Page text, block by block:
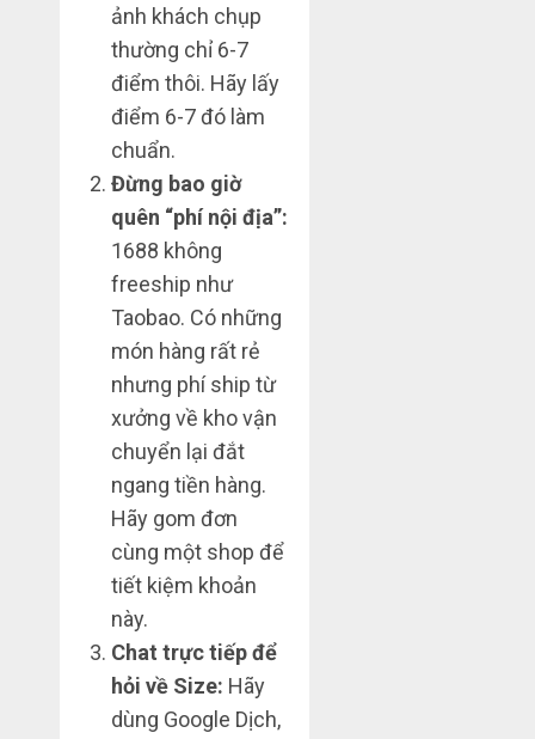
ảnh khách chụp
thường chỉ 6-7
điểm thôi. Hãy lấy
điểm 6-7 đó làm
chuẩn.
Đừng bao giờ
quên “phí nội địa”:
1688 không
freeship như
Taobao. Có những
món hàng rất rẻ
nhưng phí ship từ
xưởng về kho vận
chuyển lại đắt
ngang tiền hàng.
Hãy gom đơn
cùng một shop để
tiết kiệm khoản
này.
Chat trực tiếp để
hỏi về Size: Hãy
dùng Google Dịch,